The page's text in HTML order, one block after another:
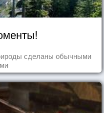
сделаны обычными